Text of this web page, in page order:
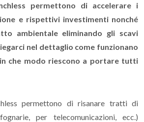
permettono di accelerare i
e rispettivi investimenti nonché
ambientale eliminando gli scavi
nel dettaglio come funzionano
che modo riescono a portare tutti
permettono di risanare tratti di
per telecomunicazioni, ecc.)